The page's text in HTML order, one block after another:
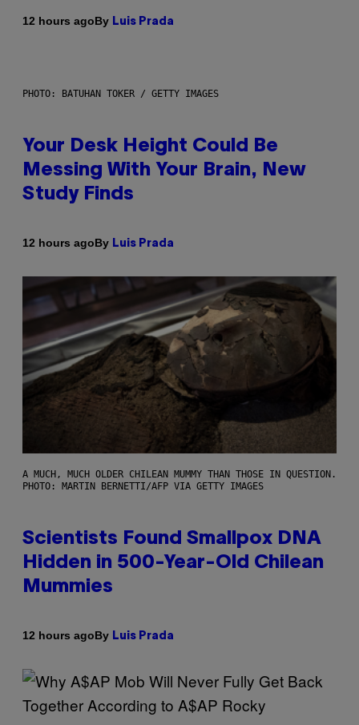
12 hours agoBy Luis Prada
PHOTO: BATUHAN TOKER / GETTY IMAGES
Your Desk Height Could Be
Messing With Your Brain, New
Study Finds
12 hours agoBy Luis Prada
A MUCH, MUCH OLDER CHILEAN MUMMY THAN THOSE IN QUESTION.
PHOTO: MARTIN BERNETTI/AFP VIA GETTY IMAGES
Scientists Found Smallpox DNA
Hidden in 500-Year-Old Chilean
Mummies
12 hours agoBy Luis Prada